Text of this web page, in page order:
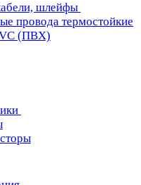
шлейфы
провода термостойкие
(ПВХ)